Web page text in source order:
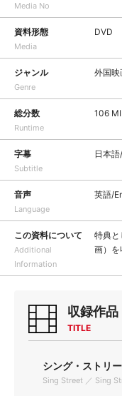
Media No
資料形態
Media
DVD
ジャンル
Genre
外国
総分数
Runtime
106
字幕
Subtitle
日本
音声
Language
英語/
この資料について
Additional
Information
特典と
画）を
収録作品
TITLE
シング・ストリ
Sing Street ／ Sing